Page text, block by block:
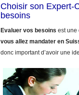
Choisir son Expert-
besoins
Evaluer vos besoins est une
vous allez mandater en
donc important d’avoir une